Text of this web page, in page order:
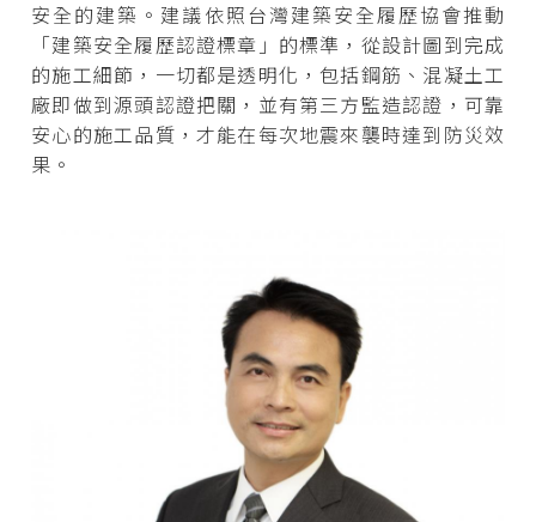
安全的建築。建議依照台灣建築安全履歷協會推動
「建築安全履歷認證標章」的標準，從設計圖到完成
的施工細節，一切都是透明化，包括鋼筋、混凝土工
廠即做到源頭認證把關，並有第三方監造認證，可靠
安心的施工品質，才能在每次地震來襲時達到防災效
果。